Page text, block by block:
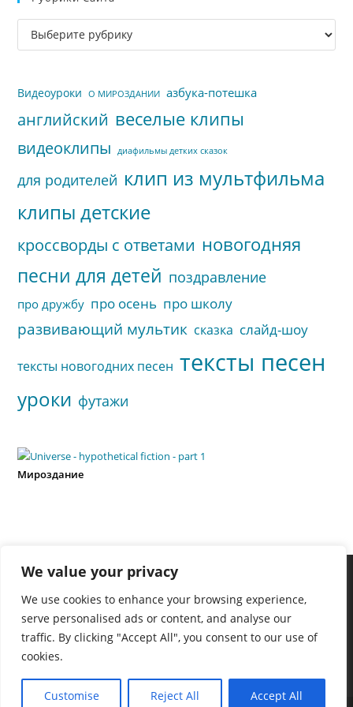
We value your privacy
We use cookies to enhance your browsing experience,
serve personalised ads or content, and analyse our
traffic. By clicking "Accept All", you consent to our use of
cookies.
Customise Reject All Accept All
Рубрики
сайта
Видеоуроки О МИРОЗДАНИИ азбука-потешка
английский веселые клипы
видеоклипы диафильмы детких сказок
для родителей клип из мультфильма
клипы детские
кроссворды с ответами новогодняя
песни для детей поздравление
про дружбу про осень про школу
развивающий мультик сказка слайд-шоу
тексты новогодних песен тексты песен
уроки футажи
Мироздание